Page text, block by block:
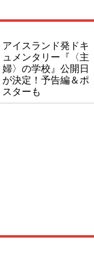
アイスランド発ドキ
ュメンタリー『〈主
婦〉の学校』公開日
が決定！予告編＆ポ
スターも